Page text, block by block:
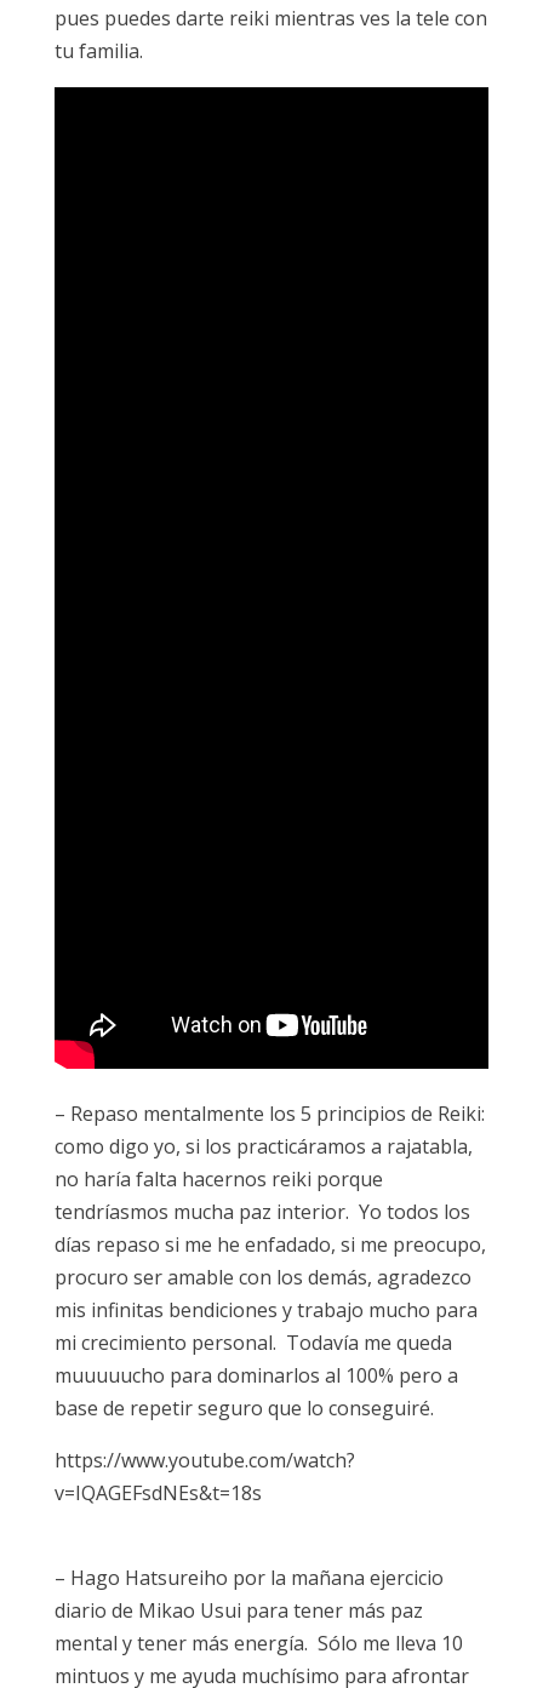
pues puedes darte reiki mientras ves la tele con
tu familia.
– Repaso mentalmente los 5 principios de Reiki:
como digo yo, si los practicáramos a rajatabla,
no haría falta hacernos reiki porque
tendríasmos mucha paz interior. Yo todos los
días repaso si me he enfadado, si me preocupo,
procuro ser amable con los demás, agradezco
mis infinitas bendiciones y trabajo mucho para
mi crecimiento personal. Todavía me queda
muuuuucho para dominarlos al 100% pero a
base de repetir seguro que lo conseguiré.
https://www.youtube.com/watch?
v=IQAGEFsdNEs&t=18s
– Hago Hatsureiho por la mañana ejercicio
diario de Mikao Usui para tener más paz
mental y tener más energía. Sólo me lleva 10
mintuos y me ayuda muchísimo para afrontar